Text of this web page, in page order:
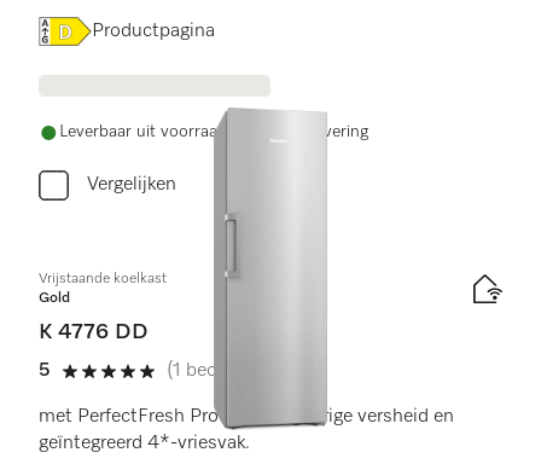
Online Label Flag, Energielabel
Productpagina
Leverbaar uit voorraad met gratis levering
Vergelijken
Vrijstaande koelkast
Gold
K 4776 DD
5
5 sterren van de 5
(1 beoordeling)
met PerfectFresh Pro voor langdurige versheid en
geïntegreerd 4*-vriesvak.